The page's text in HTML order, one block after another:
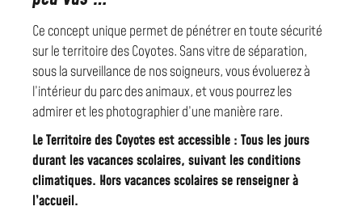
Ce concept unique permet de pénétrer en toute sécurité
sur le territoire des Coyotes. Sans vitre de séparation,
sous la surveillance de nos soigneurs, vous évoluerez à
l’intérieur du parc des animaux, et vous pourrez les
admirer et les photographier d’une manière rare.
Le Territoire des Coyotes est accessible : Tous les jours
durant les vacances scolaires, suivant les conditions
climatiques. Hors vacances scolaires se renseigner à
l’accueil.